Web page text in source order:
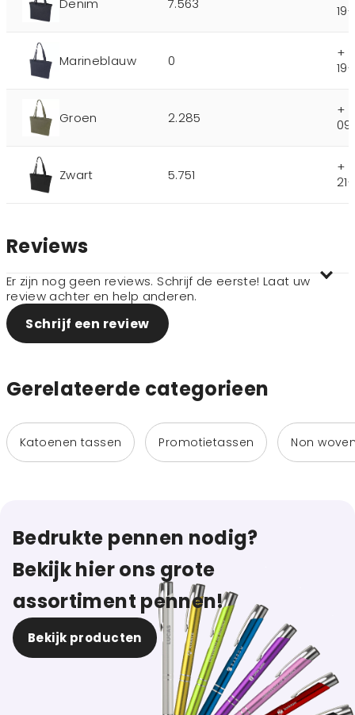
7.563
Marineblauw 0
+
Groen 2.285
+
Zwart 5.751
+
Reviews
Er zijn nog geen reviews. Schrijf de eerste! Laat uw
review achter en help anderen.
Schrijf een review
Gerelateerde categorieen
Katoenen tassen Promotietassen Non
Bedrukte pennen nodig?
Bekijk hier ons grote
assortiment pennen!
Bekijk producten